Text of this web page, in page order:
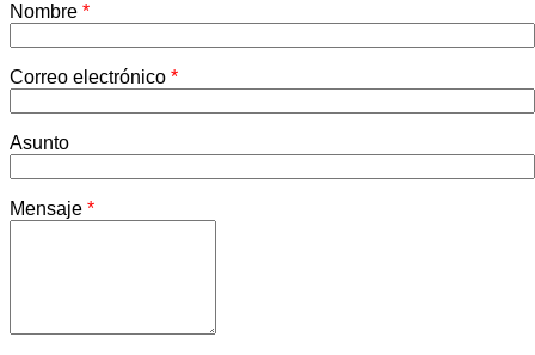
Nombre *
Correo electrónico *
Asunto
Mensaje *